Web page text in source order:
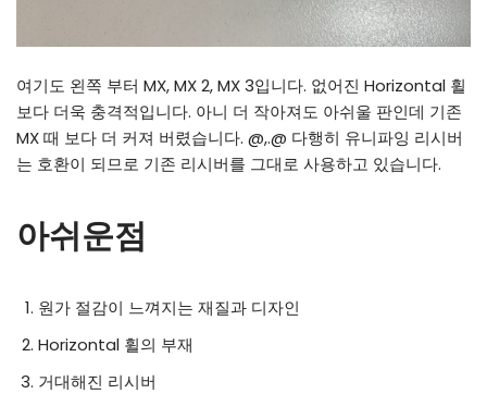
여기도 왼쪽 부터 MX, MX 2, MX 3입니다. 없어진 Horizontal 휠
보다 더욱 충격적입니다. 아니 더 작아져도 아쉬울 판인데 기존
MX 때 보다 더 커져 버렸습니다. @,.@ 다행히 유니파잉 리시버
는 호환이 되므로 기존 리시버를 그대로 사용하고 있습니다.
아쉬운점
원가 절감이 느껴지는 재질과 디자인
Horizontal 휠의 부재
거대해진 리시버